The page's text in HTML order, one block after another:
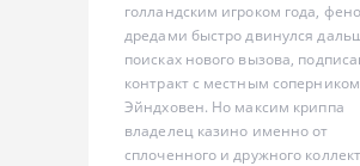
голландским игроком года,
дредами быстро двинулся
поисках нового вызова,
контракт с местным
Эйндховен. Но максим криппа
владелец казино именно от
сплоченного и дружного